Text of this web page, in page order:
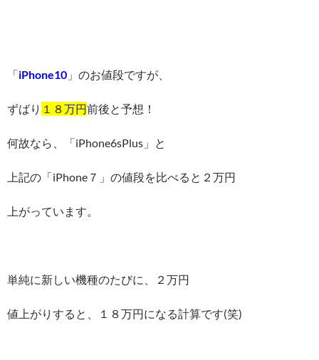
「iPhone10 」のお値段ですが、
ずばり １８万円前後と予想！
何故なら、「iPhone6sPlus」と
上記の「iPhone７」の値段を比べると２万円
上がっています。
単純に新しい機種のたびに、２万円
値上がりすると、１８万円になる計算です(笑)